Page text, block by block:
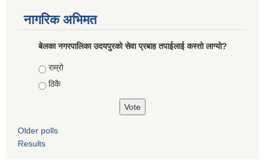
नागरिक अभिमत
बेलका नगरपालिका उदयपुरको सेवा प्रबाह तपाईलाई कस्तो लाग्यो?
Choices
राम्रो
ठिकै
Older polls
Results